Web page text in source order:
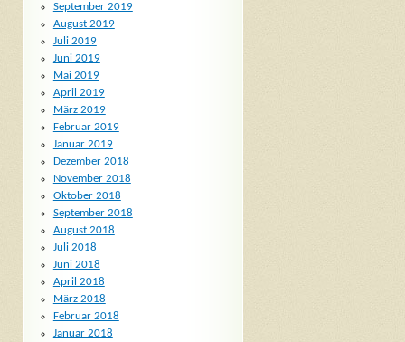
September 2019
August 2019
Juli 2019
Juni 2019
Mai 2019
April 2019
März 2019
Februar 2019
Januar 2019
Dezember 2018
November 2018
Oktober 2018
September 2018
August 2018
Juli 2018
Juni 2018
April 2018
März 2018
Februar 2018
Januar 2018